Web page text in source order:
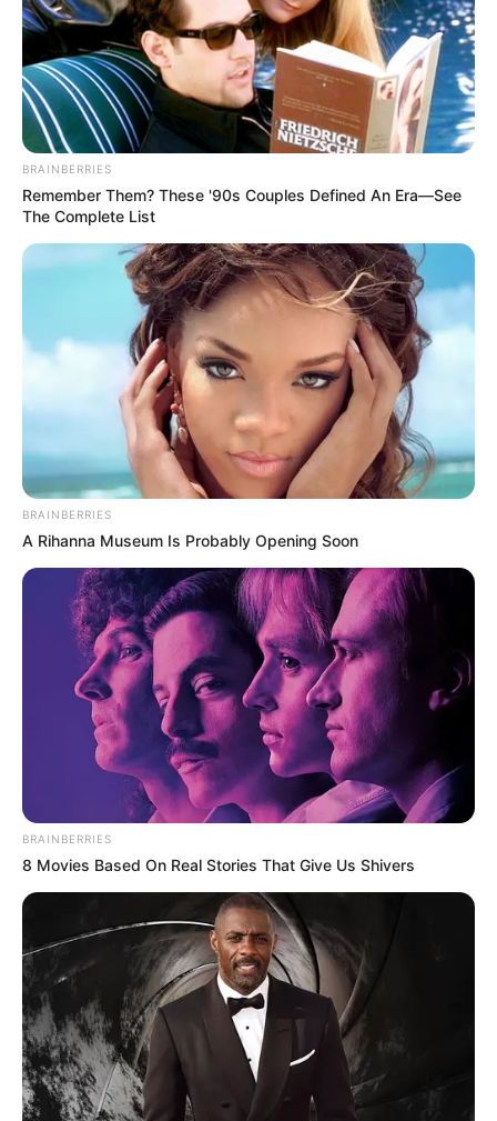
BRAINBERRIES
Remember Them? These '90s Couples Defined An Era—See
The Complete List
BRAINBERRIES
A Rihanna Museum Is Probably Opening Soon
BRAINBERRIES
8 Movies Based On Real Stories That Give Us Shivers